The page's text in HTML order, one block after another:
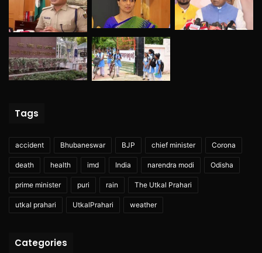
Tags
accident Bhubaneswar BJP chief minister Corona
death health imd India narendra modi Odisha
prime minister puri rain The Utkal Prahari
utkal prahari UtkalPrahari weather
Categories